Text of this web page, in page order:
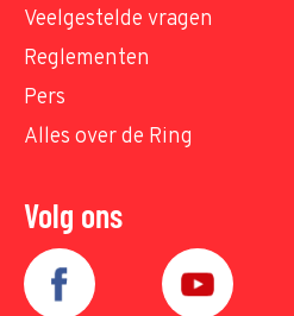
Veelgestelde vragen
Reglementen
Pers
Alles over de Ring
Volg ons